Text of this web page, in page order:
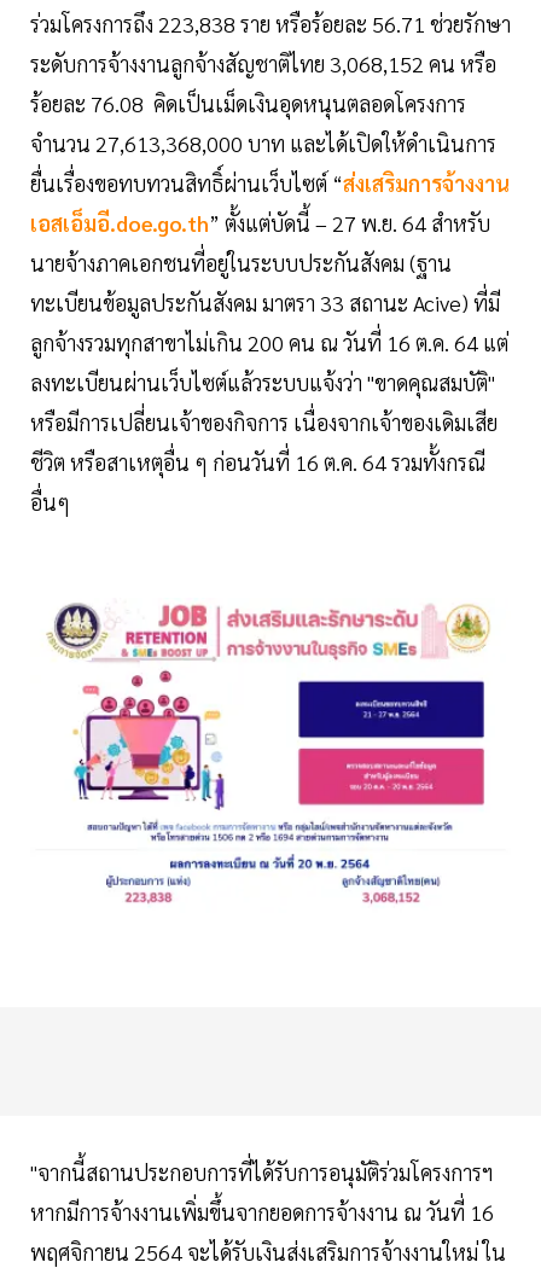
ร่วมโครงการถึง 223,838 ราย หรือร้อยละ 56.71 ช่วยรักษา
ระดับการจ้างงานลูกจ้างสัญชาติไทย 3,068,152 คน หรือ
ร้อยละ 76.08 คิดเป็นเม็ดเงินอุดหนุนตลอดโครงการ
จำนวน 27,613,368,000 บาท และได้เปิดให้ดำเนินการ
ยื่นเรื่องขอทบทวนสิทธิ์ผ่านเว็บไซต์ “ส่งเสริมการจ้างงาน
เอสเอ็มอี.doe.go.th” ตั้งแต่บัดนี้ – 27 พ.ย. 64 สำหรับ
นายจ้างภาคเอกชนที่อยู่ในระบบประกันสังคม (ฐาน
ทะเบียนข้อมูลประกันสังคม มาตรา 33 สถานะ Acive) ที่มี
ลูกจ้างรวมทุกสาขาไม่เกิน 200 คน ณ วันที่ 16 ต.ค. 64 แต่
ลงทะเบียนผ่านเว็บไซต์แล้วระบบแจ้งว่า "ขาดคุณสมบัติ"
หรือมีการเปลี่ยนเจ้าของกิจการ เนื่องจากเจ้าของเดิมเสีย
ชีวิต หรือสาเหตุอื่น ๆ ก่อนวันที่ 16 ต.ค. 64 รวมทั้งกรณี
อื่นๆ
"จากนี้สถานประกอบการที่ได้รับการอนุมัติร่วมโครงการฯ
หากมีการจ้างงานเพิ่มขึ้นจากยอดการจ้างงาน ณ วันที่ 16
พฤศจิกายน 2564 จะได้รับเงินส่งเสริมการจ้างงานใหม่ ใน